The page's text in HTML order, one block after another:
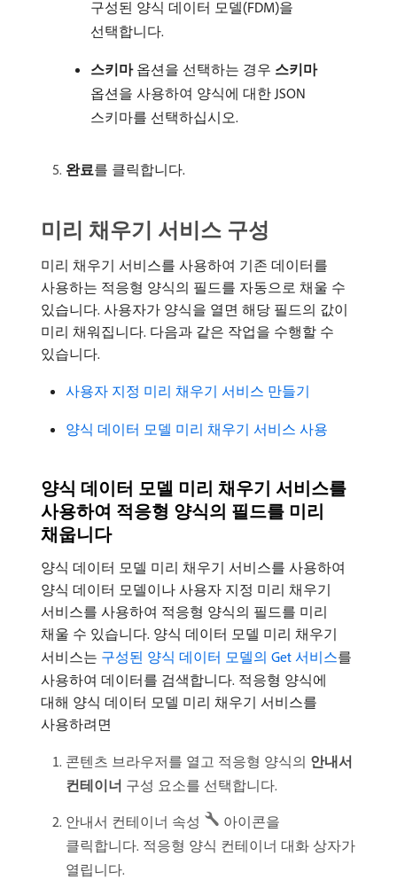
구성된 양식 데이터 모델(FDM)을
선택합니다.
스키마옵션을 선택하는 경우 스키마
옵션을 사용하여 양식에 대한 JSON
스키마를 선택하십시오.
완료​를 클릭합니다.
미리 채우기 서비스 구성
미리 채우기 서비스를 사용하여 기존 데이터를
사용하는 적응형 양식의 필드를 자동으로 채울 수
있습니다. 사용자가 양식을 열면 해당 필드의 값이
미리 채워집니다. 다음과 같은 작업을 수행할 수
있습니다.
사용자 지정 미리 채우기 서비스 만들기
양식 데이터 모델 미리 채우기 서비스 사용
양식 데이터 모델 미리 채우기 서비스를
사용하여 적응형 양식의 필드를 미리
채웁니다
양식 데이터 모델 미리 채우기 서비스를 사용하여
양식 데이터 모델이나 사용자 지정 미리 채우기
서비스를 사용하여 적응형 양식의 필드를 미리
채울 수 있습니다. 양식 데이터 모델 미리 채우기
서비스는 구성된 양식 데이터 모델의 Get 서비스를
사용하여 데이터를 검색합니다. 적응형 양식에
대해 양식 데이터 모델 미리 채우기 서비스를
사용하려면
콘텐츠 브라우저를 열고 적응형 양식의 안내서
컨테이너 구성 요소를 선택합니다.
안내서 컨테이너 속성
아이콘을
클릭합니다. 적응형 양식 컨테이너 대화 상자가
열립니다.